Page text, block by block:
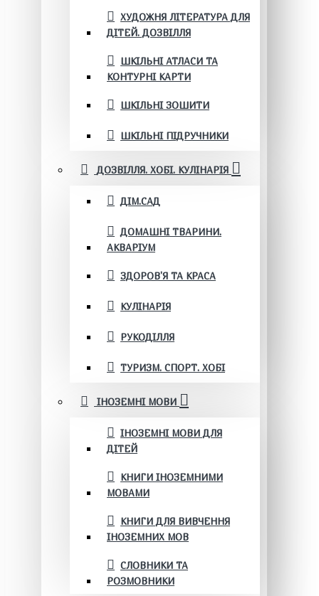
ХУДОЖНЯ ЛІТЕРАТУРА ДЛЯ
ДІТЕЙ. ДОЗВІЛЛЯ
ШКІЛЬНІ АТЛАСИ ТА
КОНТУРНІ КАРТИ
ШКІЛЬНІ ЗОШИТИ
ШКІЛЬНІ ПІДРУЧНИКИ
ДОЗВІЛЛЯ. ХОБІ. КУЛІНАРІЯ
ДІМ.САД
ДОМАШНІ ТВАРИНИ.
АКВАРІУМ
ЗДОРОВ'Я ТА КРАСА
КУЛІНАРІЯ
РУКОДІЛЛЯ
ТУРИЗМ. СПОРТ. ХОБІ
ІНОЗЕМНІ МОВИ
ІНОЗЕМНІ МОВИ ДЛЯ
ДІТЕЙ
КНИГИ ІНОЗЕМНИМИ
МОВАМИ
КНИГИ ДЛЯ ВИВЧЕННЯ
ІНОЗЕМНИХ МОВ
СЛОВНИКИ ТА
РОЗМОВНИКИ